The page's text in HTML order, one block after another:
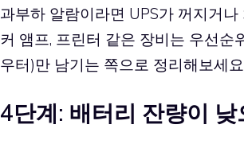
과부하 알람이라면 UPS가 꺼지거
커 앰프, 프린터 같은 장비는 우선순
우터)만 남기는 쪽으로 정리해보세
4단계: 배터리 잔량이 낮